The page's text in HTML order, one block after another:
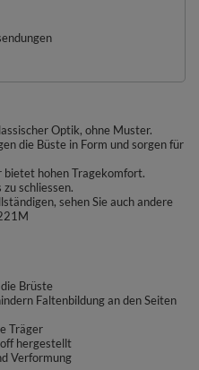
Optik, ohne Muster.
die Büste in Form und sorgen für
hohen Tragekomfort.
schliessen.
sehen Sie auch andere
Brüste
Faltenbildung an den Seiten
Träger
hergestellt
Verformung